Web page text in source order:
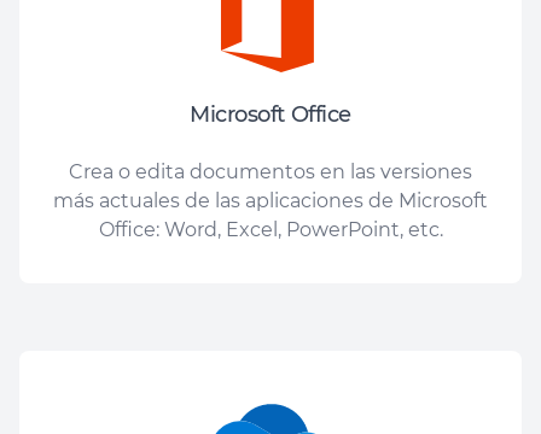
Microsoft Office
Crea o edita documentos en las versiones
más actuales de las aplicaciones de Microsoft
Office: Word, Excel, PowerPoint, etc.